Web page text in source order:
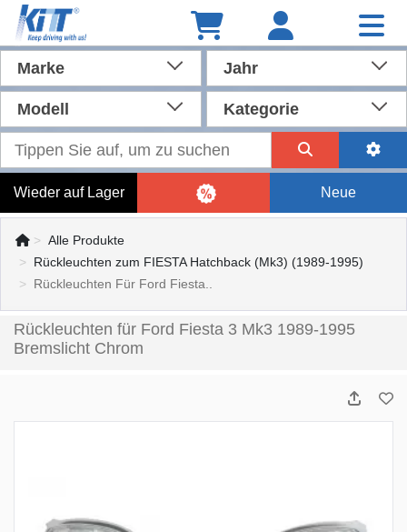
Marke Jahr
Modell Kategorie
Wieder auf Lager Neue
Alle Produkte
Rückleuchten zum FIESTA Hatchback (Mk3) (1989-1995)
Rückleuchten Für Ford Fiesta..
Rückleuchten für Ford Fiesta 3 Mk3 1989-1995
Bremslicht Chrom